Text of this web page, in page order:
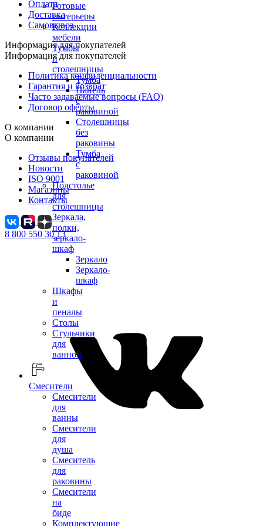
Готовые
интерьеры
Коллекции
мебели
Тумбы
и
столешницы
Тумба
Панель
с
раковиной
Столешницы
без
раковины
Тумба
с
раковиной
Подстолье
для
столешницы
Зеркала,
полки,
зеркало-
шкаф
Зеркало
Зеркало-
шкаф
Шкафы
и
пеналы
Столы
Стульчики
для
ванной
Смесители
Смесители
для
ванны
Смесители
для
душа
Смеситель
для
раковины
Смесители
на
биде
Комплектующие
Оплата
Доставка
Самовывоз
Информация для покупателей
Информация для покупателей
Политика конфиденциальности
Гарантия и возврат
Часто задаваемые вопросы (FAQ)
Договор оферты
О компании
О компании
Отзывы покупателей
Новости
ISO 9001
Магазины
Контакты
8 800 550 30 13